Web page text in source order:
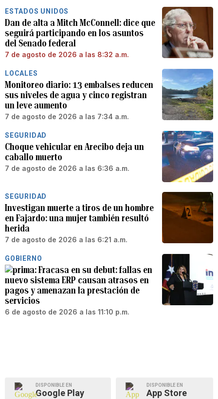
ESTADOS UNIDOS
Dan de alta a Mitch McConnell: dice que
seguirá participando en los asuntos
del Senado federal
7 de agosto de 2026 a las 8:32 a.m.
LOCALES
Monitoreo diario: 13 embalses reducen
sus niveles de agua y cinco registran
un leve aumento
7 de agosto de 2026 a las 7:34 a.m.
SEGURIDAD
Choque vehicular en Arecibo deja un
caballo muerto
7 de agosto de 2026 a las 6:36 a.m.
SEGURIDAD
Investigan muerte a tiros de un hombre
en Fajardo: una mujer también resultó
herida
7 de agosto de 2026 a las 6:21 a.m.
GOBIERNO
Fracasa en su debut: fallas en
nuevo sistema ERP causan atrasos en
pagos y amenazan la prestación de
servicios
6 de agosto de 2026 a las 11:10 p.m.
DISPONIBLE EN
Google Play
DISPONIBLE EN
App Store